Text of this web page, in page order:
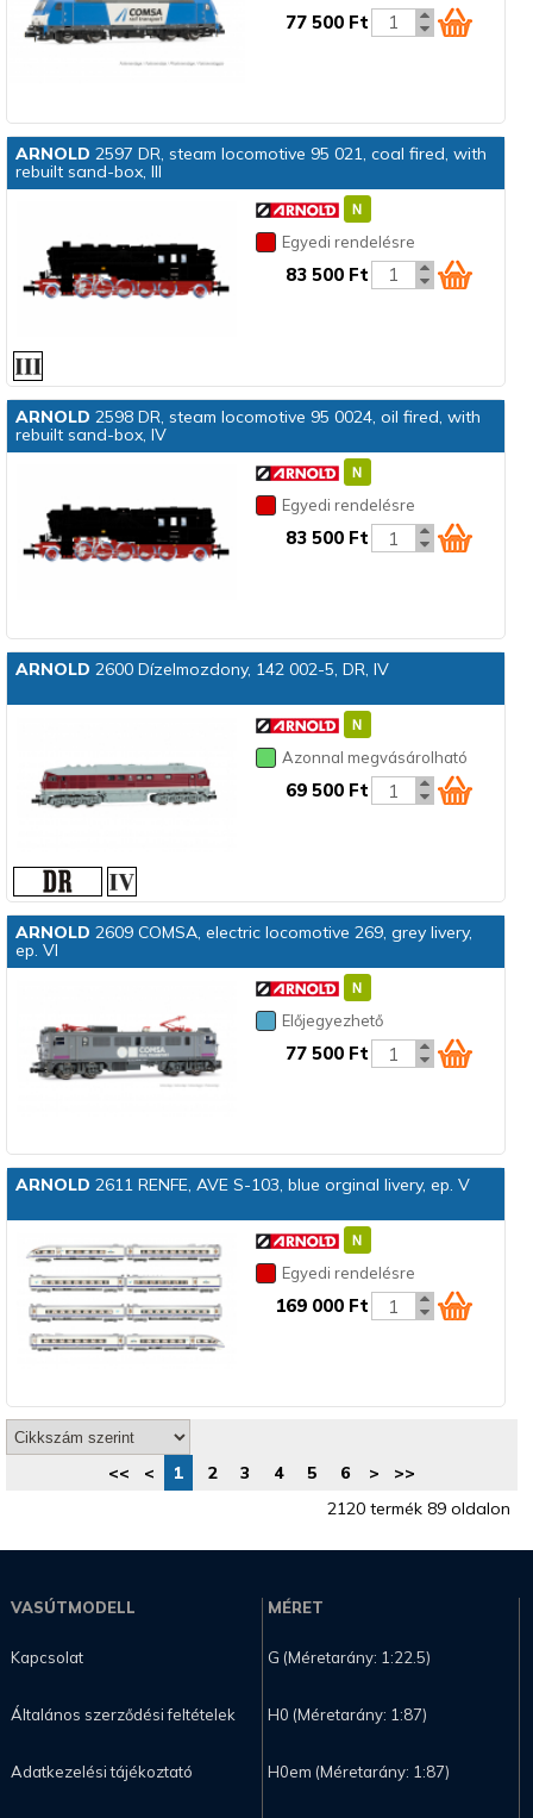
77 500 Ft
ARNOLD 2597 DR, steam locomotive 95 021, coal fired, with
rebuilt sand-box, III
Egyedi rendelésre
83 500 Ft
ARNOLD 2598 DR, steam locomotive 95 0024, oil fired, with
rebuilt sand-box, IV
Egyedi rendelésre
83 500 Ft
ARNOLD 2600 Dízelmozdony, 142 002-5, DR, IV
Azonnal megvásárolható
69 500 Ft
ARNOLD 2609 COMSA, electric locomotive 269, grey livery,
ep. VI
Előjegyezhető
77 500 Ft
ARNOLD 2611 RENFE, AVE S-103, blue orginal livery, ep. V
Egyedi rendelésre
169 000 Ft
<< < 1 2 3 4 5 6 >
>>
2120 termék 89 oldalon
VASÚTMODELL
Kapcsolat
Általános szerződési feltételek
Adatkezelési tájékoztató
MÉRET
G (Méretarány: 1:22.5)
H0 (Méretarány: 1:87)
H0em (Méretarány: 1:87)